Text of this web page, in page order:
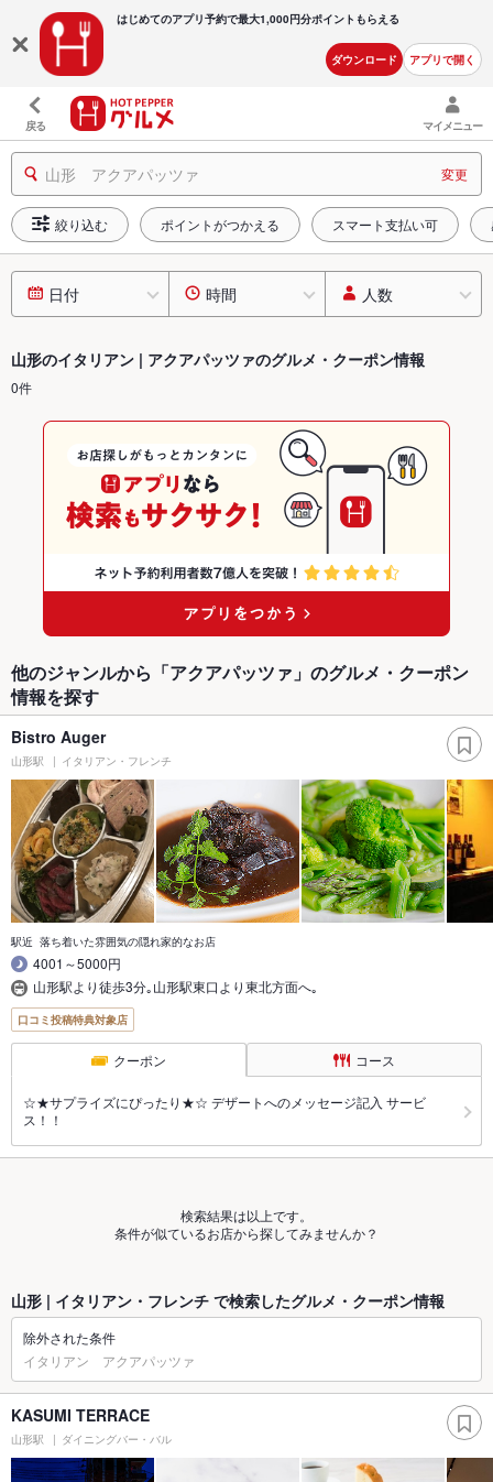
はじめてのアプリ予約で最大1,000円分ポイントもらえる
ダウンロード アプリで開く
戻る マイメニュー
山形 アクアパッツァ 変更
絞り込む ポイントがつかえる スマート支払い可
日付 時間 人数
山形のイタリアン | アクアパッツァのグルメ・クーポン情報
0件
他のジャンルから「アクアパッツァ」のグルメ・クーポン
情報を探す
Bistro Auger
山形駅 イタリアン・フレンチ
駅近 落ち着いた雰囲気の隠れ家的なお店
4001～5000円
山形駅より徒歩3分｡山形駅東口より東北方面へ｡
口コミ投稿特典対象店
クーポン コース
☆★サプライズにぴったり★☆ デザートへのメッセージ記入 サービ
ス！！
検索結果は以上です。
条件が似ているお店から探してみませんか？
山形 | イタリアン・フレンチ で検索したグルメ・クーポン情報
除外された条件
イタリアン アクアパッツァ
KASUMI TERRACE
山形駅 ダイニングバー・バル